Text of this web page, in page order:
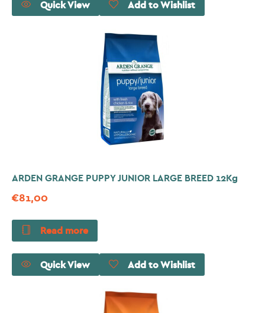
Quick View Add to Wishlist
ARDEN GRANGE PUPPY JUNIOR LARGE BREED 12Kg
€81,00
Read more
Quick View Add to Wishlist